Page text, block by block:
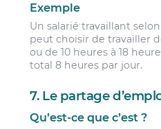
Exemple
Un salarié travaillant
peut choisir de travailler
ou de 10 heures à 18
total 8 heures par jour.
7. Le partage
Qu’est-ce que c’est ?